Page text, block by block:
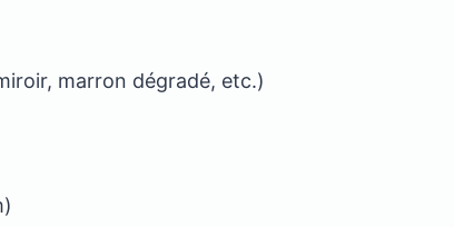
marron dégradé, etc.)